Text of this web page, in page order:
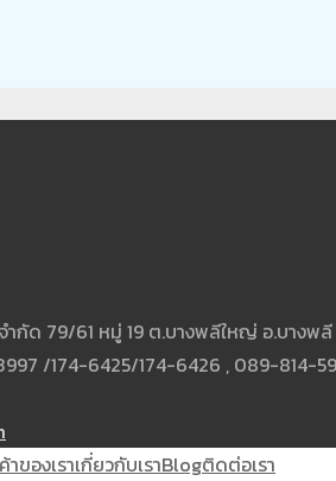
ำกัด 79/61 หมู่ 19 ต.บางพลีใหญ่ อ.บางพ
/174-6425/174-6426 , 089-814-
าของเราเกี่ยวกับเราBlogติดต่อเรา